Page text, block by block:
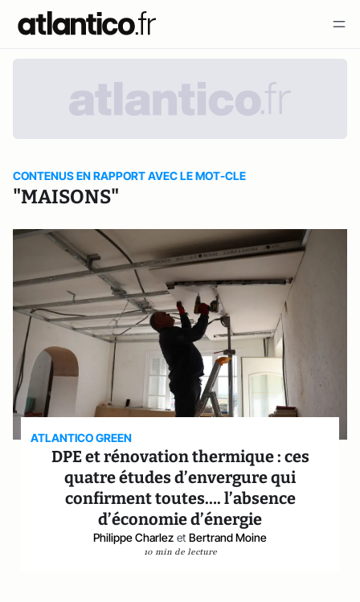
CONTENUS EN RAPPORT AVEC LE MOT-CLE
"MAISONS"
ATLANTICO GREEN
DPE et rénovation thermique : ces
quatre études d’envergure qui
confirment toutes…. l’absence
d’économie d’énergie
Philippe Charlez et Bertrand Moine
10 min de lecture